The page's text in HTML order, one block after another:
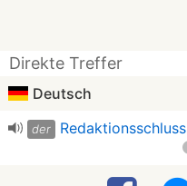
Direkte Treffer
Deutsch
der Redaktionsschluss